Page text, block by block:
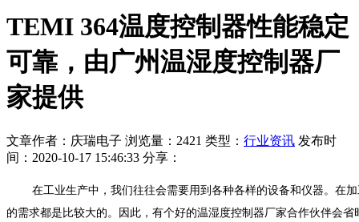
TEMI 364温度控制器性能稳定
可靠，由广州温湿度控制器厂
家提供
文章作者：庆瑞电子 浏览量：2421 类型： 行业资讯 发布时
间：2020-10-17 15:46:33 分享：
在工业生产中，我们往往会需要用到各种各样的设备和仪器。在
的需求都是比较大的。因此，有个好的温湿度控制器厂家合作伙伴会省